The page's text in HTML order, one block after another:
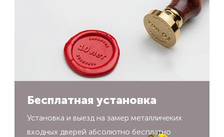
Бесплатная установка
Установка и выезд на замер металличеких
входных дверей абсолютно бесплатно